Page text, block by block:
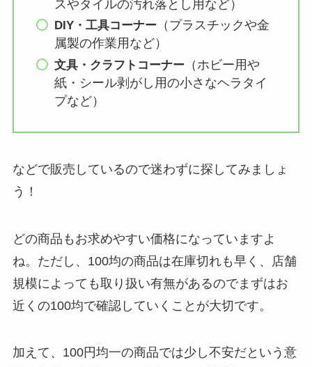
スやタイルの汚れ落とし用など）
DIY・工具コーナー （プラスチックや金
属製の作業用など）
文具・クラフトコーナー （ホビー用や
紙・シール剥がし用の小さなヘラタイ
プなど）
などで販売しているので迷わずに探してみましょ
う！
どの商品もお求めやすい価格になっていますよ
ね。ただし、100均の商品は在庫切れも早く、店舗
規模によっても取り扱い有無があるのでまずはお
近くの100均で確認していくことが大切です。
加えて、100円均一の商品では少し不安だという意